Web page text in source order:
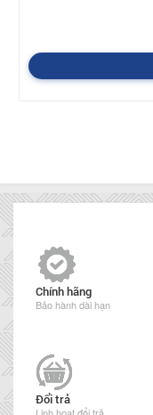
Chính hãng
Bảo hành dài hạn
Đổi trả